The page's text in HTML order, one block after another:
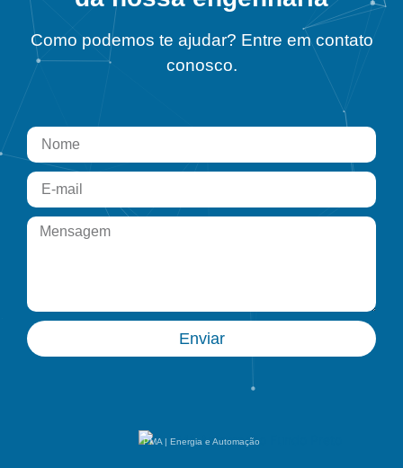
Como podemos te ajudar? Entre em contato
conosco.
Enviar
PMA | Energia e Automação